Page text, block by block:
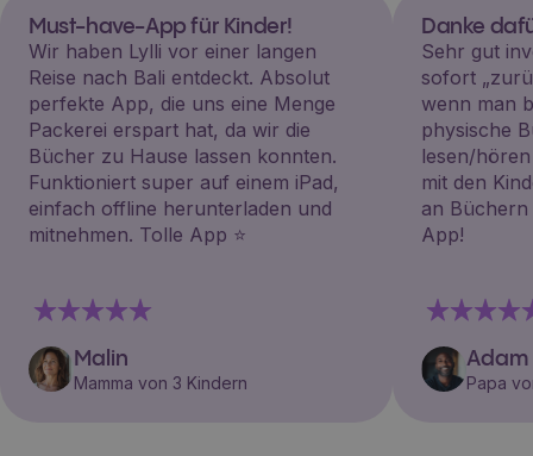
Must-have-App für Kinder!
Wir haben Lylli vor einer langen
Reise nach Bali entdeckt. Absolut
perfekte App, die uns eine Menge
Packerei erspart hat, da wir die
Bücher zu Hause lassen konnten.
Funktioniert super auf einem iPad,
einfach offline herunterladen und
mitnehmen. Tolle App ⭐️
Malin
Mamma von 3 Kindern
Danke
Sehr gut
sofort
wenn man
physische
lesen/
mit den
an Büchern
App!
Adam
Papa